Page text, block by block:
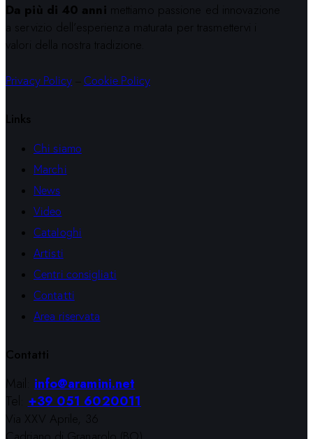
Da più di 40 anni mettiamo passione ed innovazione
a servizio dell’esperienza maturata per trasmettervi i
valori della nostra tradizione.
Privacy Policy Cookie Policy
Links
Chi siamo
Marchi
News
Video
Cataloghi
Artisti
Centri consigliati
Contatti
Area riservata
Contatti
Mail:info@aramini.net
Tel:+39 051 6020011
Via XXV Aprile, 36